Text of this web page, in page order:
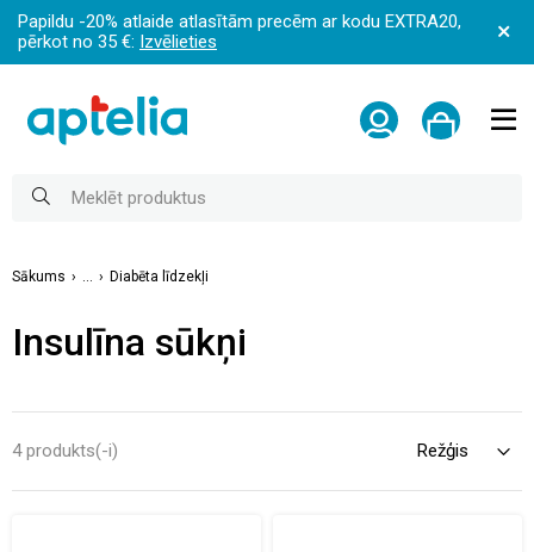
Papildu -20% atlaide atlasītām precēm ar kodu EXTRA20,
pērkot no 35 €: Izvēlieties
Sākums Diabēta līdzekļi
Insulīna sūkņi
4 produkts(-i)